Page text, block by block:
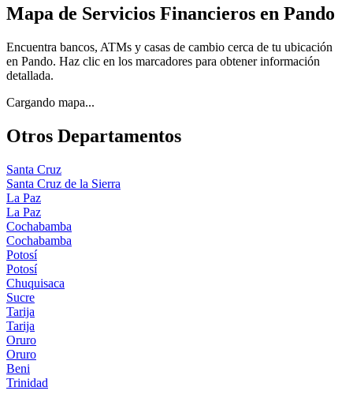
Mapa de Servicios Financieros en Pando
Encuentra bancos, ATMs y casas de cambio cerca de tu ubicación
en Pando. Haz clic en los marcadores para obtener información
detallada.
Cargando mapa...
Otros Departamentos
Santa Cruz
Santa Cruz de la Sierra
La Paz
La Paz
Cochabamba
Cochabamba
Potosí
Potosí
Chuquisaca
Sucre
Tarija
Tarija
Oruro
Oruro
Beni
Trinidad